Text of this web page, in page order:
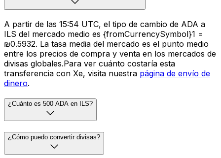
A partir de las 15:54 UTC, el tipo de cambio de ADA a
ILS del mercado medio es {fromCurrencySymbol}1 =
₪0.5932. La tasa media del mercado es el punto medio
entre los precios de compra y venta en los mercados de
divisas globales.Para ver cuánto costaría esta
transferencia con Xe, visita nuestra página de envío de
dinero.
¿Cuánto es 500 ADA en ILS?
¿Cómo puedo convertir divisas?